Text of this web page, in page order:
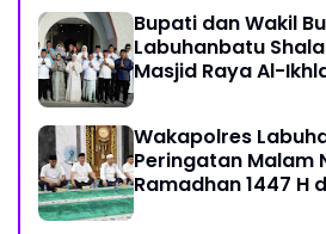
Bupati dan Wakil
Labuhanbatu
Masjid Raya Al-
Wakapolres
Peringatan Malam
Ramadhan 1447 H